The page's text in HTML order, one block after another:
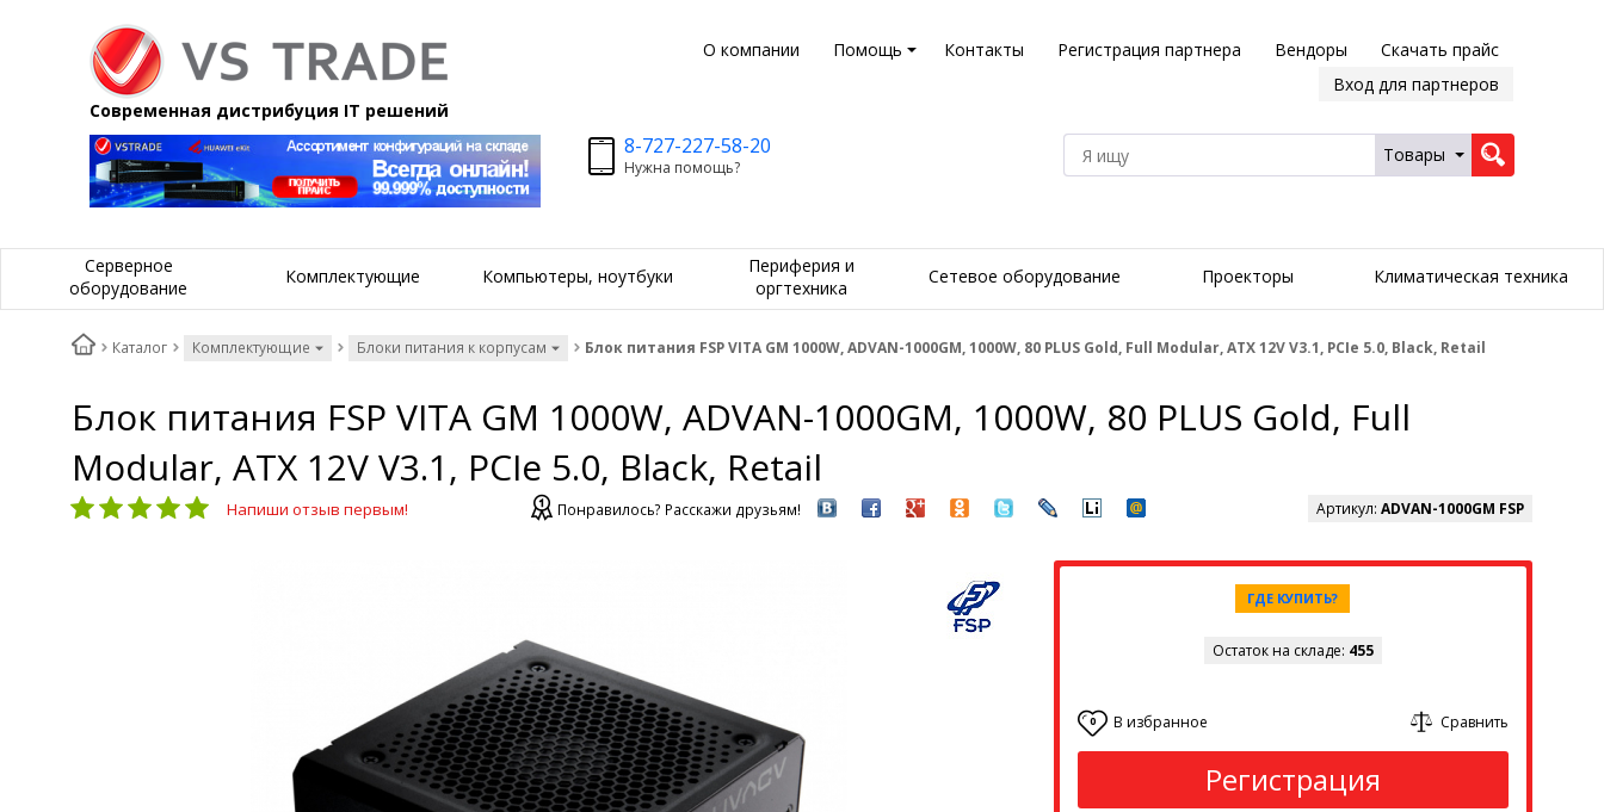
О компании Помощь Контакты Регистрация партнера Вендоры
Скачать прайс
Вход для партнеров
Современная дистрибуция IT решений
8-727-227-58-20
Нужна помощь?
Товары
Серверное
оборудование
Комплектующие Компьютеры, ноутбуки
Периферия и
оргтехника
Сетевое оборудование Проекторы Климатическая техника
Каталог Комплектующие Блоки питания к корпусам Блок питания FSP VITA GM 1000W, ADVAN-1000GM, 1000W, 80 PLUS Gold, Full Modular, ATX 12V V3.1, PCIe 5.0, Black, Retail
Блок питания FSP VITA GM 1000W, ADVAN-1000GM, 1000W, 80 PLUS Gold, Full
Modular, ATX 12V V3.1, PCIe 5.0, Black, Retail
Напиши отзыв первым! Понравилось? Расскажи друзьям! Артикул: ADVAN-1000GM FSP
ГДЕ КУПИТЬ?
Остаток на складе: 455
0 В избранное Сравнить
Регистрация